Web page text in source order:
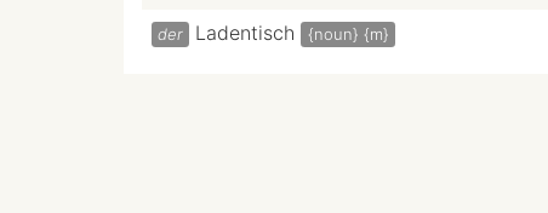
der Ladentisch {noun} {m}